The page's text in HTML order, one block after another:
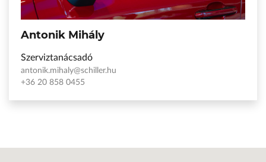
Antonik Mihály
Szerviztanácsadó
antonik.mihaly@schiller.hu
+36 20 858 0455